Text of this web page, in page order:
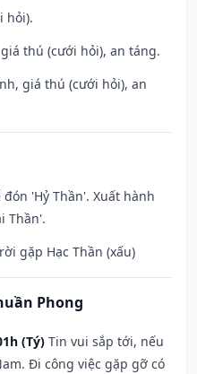
hỏi).
thú (cưới hỏi), an táng.
giá thú (cưới hỏi), an
'Hỷ Thần'. Xuất hành
Thần'.
gặp Hạc Thần (xấu)
Phong
(Tý) Tin vui sắp tới, nếu
Đi công việc gặp gỡ có